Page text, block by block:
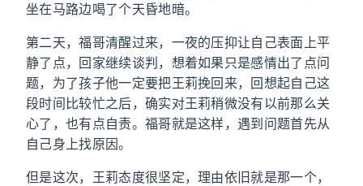
坐在马路边喝了个天昏地暗。
第二天，福哥清醒过来，一夜的压抑让自己表面上平
静了点，回家继续谈判，想着如果只是感情出了点问
题，为了孩子他一定要把王莉挽回来，回想起自己这
段时间比较忙之后，确实对王莉稍微没有以前那么关
心了，也有点自责。福哥就是这样，遇到问题首先从
自己身上找原因。
但是这次，王莉态度很坚定，理由依旧就是那一个，